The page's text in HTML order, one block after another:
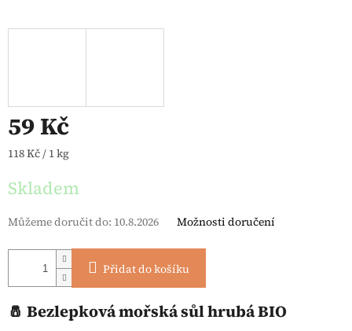
59 Kč
Měrná cena:
118 Kč / 1 kg
Skladem
Můžeme doručit do: 10.8.2026 Možnosti doručení
Přidat do košíku
🧂 Bezlepková mořská sůl hrubá BIO